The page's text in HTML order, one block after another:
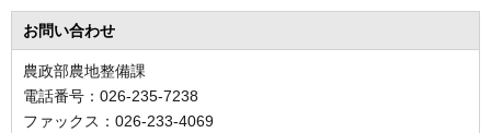
お問い合わせ
農政部農地整備課
電話番号：026-235-7238
ファックス：026-233-4069